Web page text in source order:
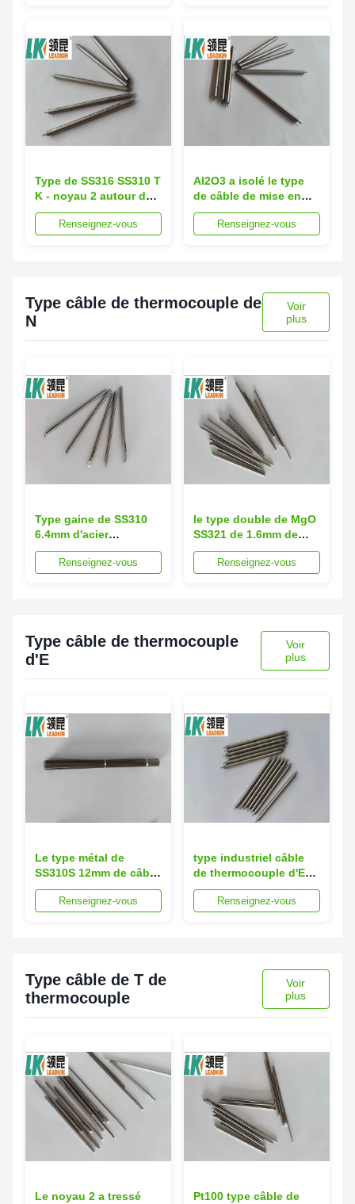
Type de SS316 SS310 T
K - noyau 2 autour du
câble de thermocouple
0.5mmRenseignez-vous
Al2O3 a isolé le type
de câble de mise en
gaine de thermocouple
de fil recto de MgO de
Renseignez-vous
Type câble de thermocouple de
N
Voir
plus
Type gaine de SS310
6.4mm d'acier
inoxydable de câble de
thermocouple de N
Renseignez-vous
le type double de MgO
SS321 de 1.6mm de
câble de thermocouple
de N a engainé 99,6
Renseignez-vous
Type câble de thermocouple
d'E
Voir
plus
Le type métal de
SS310S 12mm de câble
de thermocouple d'E a
engainé le MgO du
Renseignez-vous
type industriel câble
de thermocouple d'E
SS316L recto engainé
métallique de 0.5mm
Renseignez-vous
Type câble de T de
thermocouple
Voir
plus
Le noyau 2 a tressé
Pt100 type câble de